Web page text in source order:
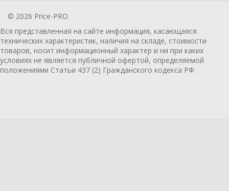
© 2026 Price-PRO
Вся представленная на сайте информация, касающаяся
технических характеристик, наличия на складе, стоимости
товаров, носит информационный характер и ни при каких
условиях не является публичной офертой, определяемой
положениями Статьи 437 (2) Гражданского кодекса РФ.